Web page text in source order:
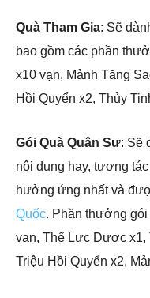
Quà Tham Gia: Sẽ
bao gồm các phần
x10 vạn, Mảnh Tăng
Hồi Quyển x2, Thủy
Gói Quà Quân Sư: Sẽ
nội dung hay, tương
hưởng ứng nhất và
Quốc. Phần thưởng
vạn, Thể Lực Dược x1,
Triệu Hồi Quyển x2,